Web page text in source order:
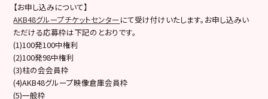
【お申し込みについて】
AKB48グループチケットセンター にて受け付けいたします。お申し込みい
ただける応募枠は下記のとおりです。
(1)100発100中権利
(2)100発98中権利
(3)柱の会会員枠
(4)AKB48グループ映像倉庫会員枠
(5)一般枠